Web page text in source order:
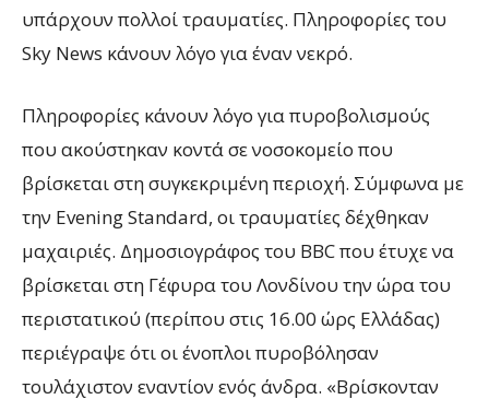
υπάρχουν πολλοί τραυματίες. Πληροφορίες του
Sky News κάνουν λόγο για έναν νεκρό.
Πληροφορίες κάνουν λόγο για πυροβολισμούς
που ακούστηκαν κοντά σε νοσοκομείο που
βρίσκεται στη συγκεκριμένη περιοχή. Σύμφωνα με
την Evening Standard, οι τραυματίες δέχθηκαν
μαχαιριές. Δημοσιογράφος του BBC που έτυχε να
βρίσκεται στη Γέφυρα του Λονδίνου την ώρα του
περιστατικού (περίπου στις 16.00 ώρς Ελλάδας)
περιέγραψε ότι οι ένοπλοι πυροβόλησαν
τουλάχιστον εναντίον ενός άνδρα. «Βρίσκονταν